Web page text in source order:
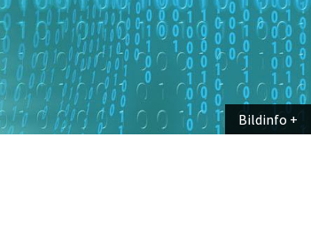
Bildinfo
Bildinfo